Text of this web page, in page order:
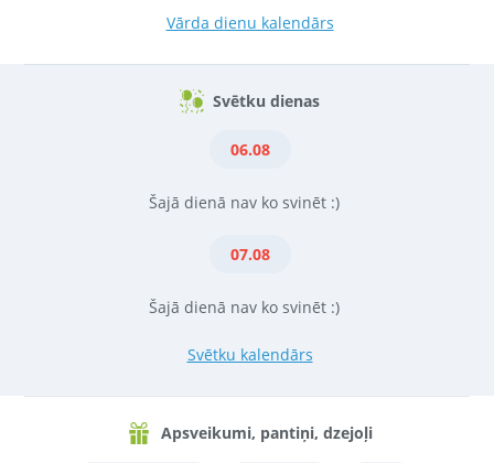
Vārda dienu kalendārs
Svētku dienas
06.08
Šajā dienā nav ko svinēt :)
07.08
Šajā dienā nav ko svinēt :)
Svētku kalendārs
Apsveikumi, pantiņi, dzejoļi